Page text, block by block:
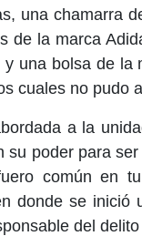
una chamarra
de la marca
una bolsa de la
cuales no pudo
a la
su poder para
común en
donde se inició
del